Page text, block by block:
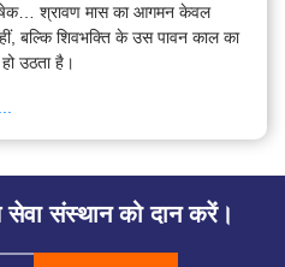
श्रावण मास का आगमन केवल
बल्कि शिवभक्ति के उस पावन काल का
उठता है।
सेवा संस्थान को दान करें।